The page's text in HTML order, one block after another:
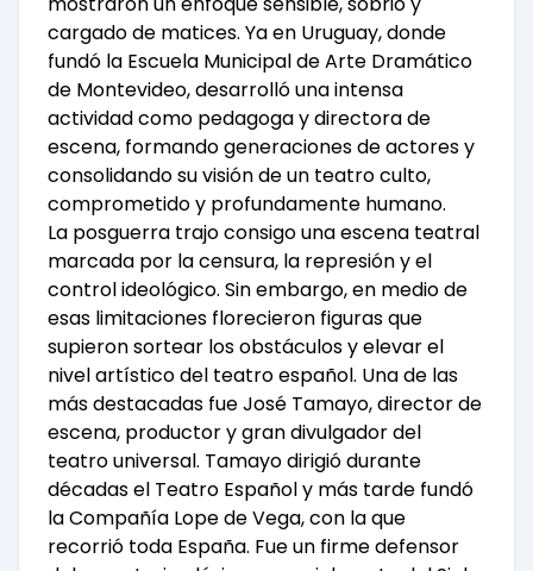
cargado de matices. Ya en Uruguay, donde
fundó la Escuela Municipal de Arte Dramático
de Montevideo, desarrolló una intensa
actividad como pedagoga y directora de
escena, formando generaciones de actores y
consolidando su visión de un teatro culto,
comprometido y profundamente humano.
La posguerra trajo consigo una escena teatral
marcada por la censura, la represión y el
control ideológico. Sin embargo, en medio de
esas limitaciones florecieron figuras que
supieron sortear los obstáculos y elevar el
nivel artístico del teatro español. Una de las
más destacadas fue José Tamayo, director de
escena, productor y gran divulgador del
teatro universal. Tamayo dirigió durante
décadas el Teatro Español y más tarde fundó
la Compañía Lope de Vega, con la que
recorrió toda España. Fue un firme defensor